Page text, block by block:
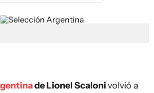
de Lionel Scalonivolvió a